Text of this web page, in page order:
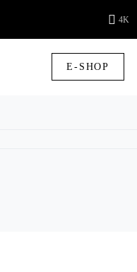
4K
E-SHOP